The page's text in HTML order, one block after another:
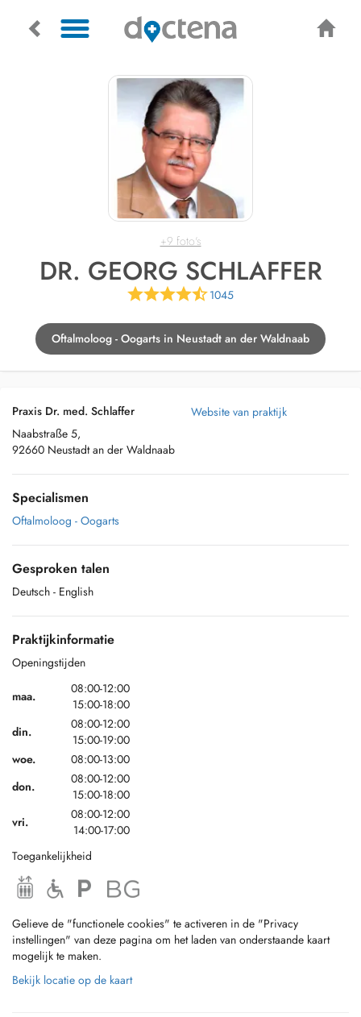
+9 foto's
DR. GEORG SCHLAFFER
1045
Oftalmoloog - Oogarts in Neustadt an der Waldnaab
Praxis Dr. med. Schlaffer
Naabstraße 5,
92660 Neustadt an der Waldnaab
Website van praktijk
Specialismen
Oftalmoloog - Oogarts
Gesproken talen
Deutsch - English
Praktijkinformatie
Openingstijden
maa.
08:00-12:00
15:00-18:00
din.
08:00-12:00
15:00-19:00
woe.
08:00-13:00
don.
08:00-12:00
15:00-18:00
vri.
08:00-12:00
14:00-17:00
Toegankelijkheid
Gelieve de "functionele cookies" te activeren in de "Privacy
instellingen" van deze pagina om het laden van onderstaande kaart
mogelijk te maken.
Bekijk locatie op de kaart